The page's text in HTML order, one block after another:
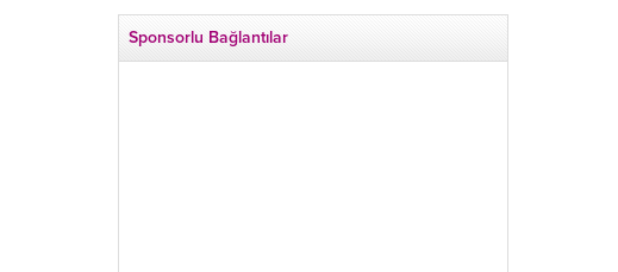
Sponsorlu Bağlantılar